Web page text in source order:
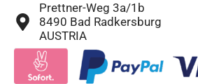
Prettner-Weg 3a/1b
8490 Bad Radkersburg
AUSTRIA